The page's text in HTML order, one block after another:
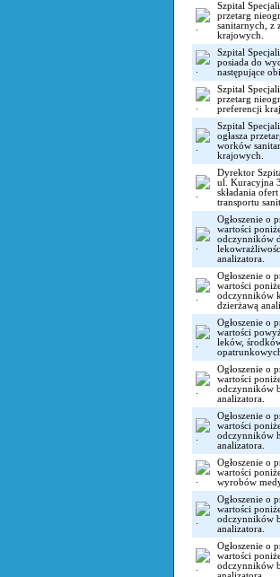
Szpital
przetarg
sanitarnych, z
krajowych.
Szpital
posiada do
następujące
Szpital
przetarg
preferencji
Szpital
ogłasza
worków
krajowych.
Dyrektor
ul. Kuracyjna
składania
transportu
Ogłoszenie o
wartości
odczynników
analizatora.
Ogłoszenie o
wartości
odczynników
dzierżawą
Ogłoszenie o
wartości
leków,
Ogłoszenie o
wartości
odczynników
analizatora.
Ogłoszenie o
wartości
odczynników
analizatora.
Ogłoszenie o
wartości
wyrobów
Ogłoszenie o
wartości
odczynników
analizatora.
Ogłoszenie o
wartości
odczynników